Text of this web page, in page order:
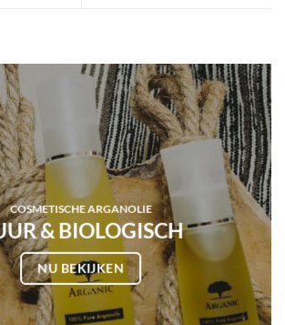
COSMETISCHE ARGANOLIE
& BIOLOGISCH
NU BEKIJKEN